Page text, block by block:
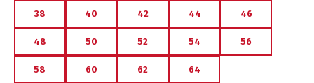
38 40 42 44 46
48 50 52 54 56
58 60 62 64